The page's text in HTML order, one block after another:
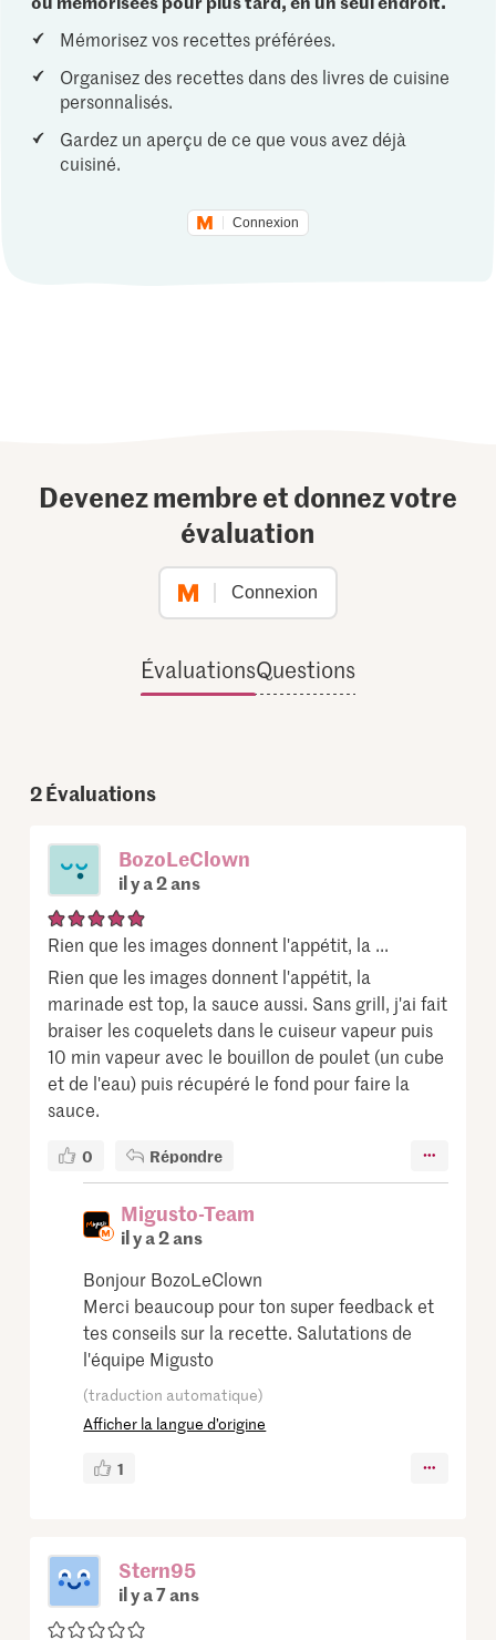
Mémorisez vos recettes préférées.
Organisez des recettes dans des livres de cuisine
personnalisés.
Gardez un aperçu de ce que vous avez déjà
cuisiné.
Connexion
Devenez membre et donnez votre
évaluation
Connexion
ÉvaluationsQuestions
2Évaluations
BozoLeClown
il y a 2 ans
Rien que les images donnent l'appétit, la ...
Rien que les images donnent l'appétit, la
marinade est top, la sauce aussi. Sans grill, j'ai fait
braiser les coquelets dans le cuiseur vapeur puis
10 min vapeur avec le bouillon de poulet (un cube
et de l'eau) puis récupéré le fond pour faire la
sauce.
0 Répondre
Migusto-Team
il y a 2 ans
Bonjour BozoLeClown
Merci beaucoup pour ton super feedback et
tes conseils sur la recette. Salutations de
l'équipe Migusto
(traduction automatique)
Afficher la langue d’origine
1
Stern95
il y a 7 ans